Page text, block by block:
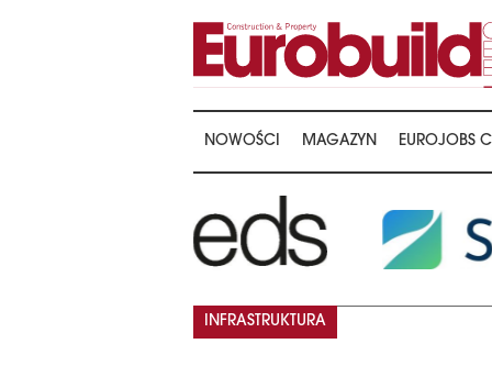
NOWOŚCI MAGAZYN EUROJOBS
INFRASTRUKTURA